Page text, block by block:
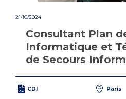
21/10/2024
Consultant Plan
Informatique et
de Secours
CDI Paris